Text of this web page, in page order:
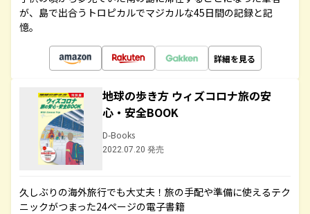
が、島で出合うトロピカルでマジカルな45日間の記録と記
憶。
詳細を見る
地球の歩き方 ウィズコロナ旅の安
心・安全BOOK
D-Books
2022.07.20 発売
久しぶりの海外旅行でも大丈夫！旅の手配や準備に使えるテク
ニックがつまった24ページの電子書籍